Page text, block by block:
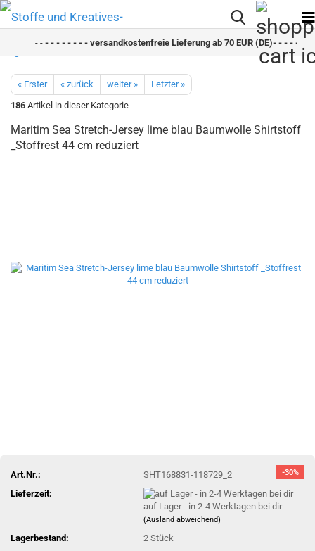
- - - - - - - - versandkostenfreie Lieferung ab 70 EUR (DE)- - - - - - -
« Erster « zurück weiter »
Letzter »
186 Artikel in dieser Kategorie
Maritim Sea Stretch-Jersey lime blau Baumwolle Shirtstoff
_Stoffrest 44 cm reduziert
-30%
Art.Nr.:
SHT168831-118729_2
Lieferzeit:
auf Lager - in 2-4 Werktagen bei dir
(Ausland abweichend)
Lagerbestand: 2Stück